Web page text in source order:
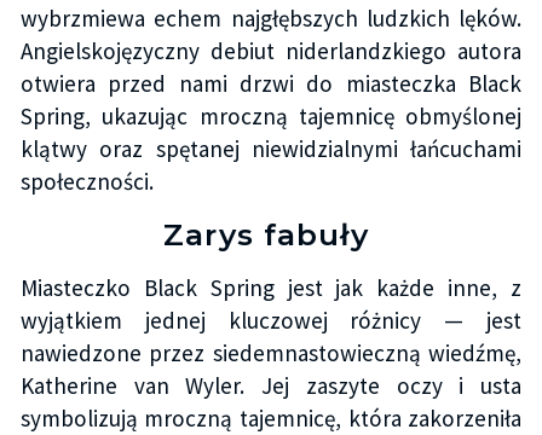
wybrzmiewa echem najgłębszych ludzkich lęków.
Angielskojęzyczny debiut niderlandzkiego autora
otwiera przed nami drzwi do miasteczka Black
Spring, ukazując mroczną tajemnicę obmyślonej
klątwy oraz spętanej niewidzialnymi łańcuchami
społeczności.
Zarys fabuły
Miasteczko Black Spring jest jak każde inne, z
wyjątkiem jednej kluczowej różnicy — jest
nawiedzone przez siedemnastowieczną wiedźmę,
Katherine van Wyler. Jej zaszyte oczy i usta
symbolizują mroczną tajemnicę, która zakorzeniła